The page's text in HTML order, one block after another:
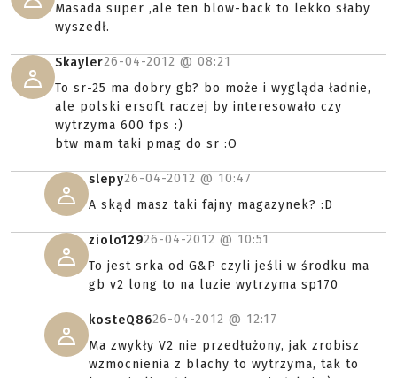
Masada super ,ale ten blow-back to lekko słaby
wyszedł.
Skayler26-04-2012 @ 08:21
To sr-25 ma dobry gb? bo może i wygląda ładnie,
ale polski ersoft raczej by interesowało czy
wytrzyma 600 fps :)
btw mam taki pmag do sr :O
slepy26-04-2012 @ 10:47
A skąd masz taki fajny magazynek? :D
ziolo12926-04-2012 @ 10:51
To jest srka od G&P czyli jeśli w środku ma
gb v2 long to na luzie wytrzyma sp170
kosteQ8626-04-2012 @ 12:17
Ma zwykły V2 nie przedłużony, jak zrobisz
wzmocnienia z blachy to wytrzyma, tak to